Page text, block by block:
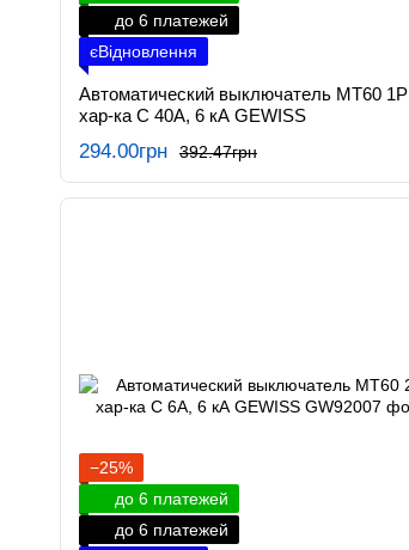
до 6 платежей
єВідновлення
Автоматический выключатель МТ60 1P
хар-ка C 40А, 6 кА GEWISS
392.47грн
294.00грн
−25%
до 6 платежей
до 6 платежей